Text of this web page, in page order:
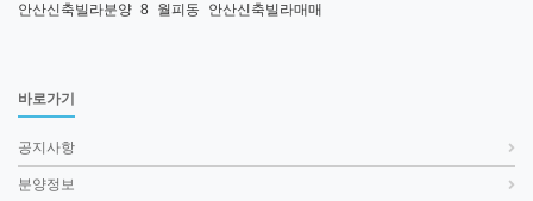
안산신축빌라분양 8 월피동 안산신축빌라매매
바로가기
공지사항
분양정보